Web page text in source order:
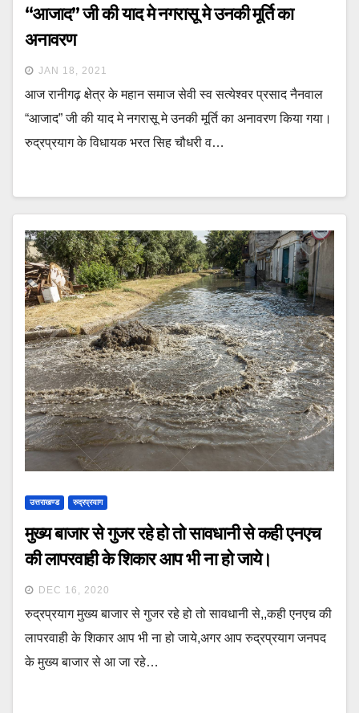
“आजाद” जी की याद मे नगरासू मे उनकी मूर्ति का
अनावरण
JAN 18, 2021
आज रानीगढ़ क्षेत्र के महान समाज सेवी स्व सत्येश्वर प्रसाद नैनवाल
“आजाद” जी की याद मे नगरासू मे उनकी मूर्ति का अनावरण किया गया।
रुद्रप्रयाग के विधायक भरत सिह चौधरी व…
उत्तराखण्ड रुद्रप्रयाग
मुख्य बाजार से गुजर रहे हो तो सावधानी से कही एनएच
की लापरवाही के शिकार आप भी ना हो जाये।
DEC 16, 2020
रुद्रप्रयाग मुख्य बाजार से गुजर रहे हो तो सावधानी से,,कही एनएच की
लापरवाही के शिकार आप भी ना हो जाये,अगर आप रुद्रप्रयाग जनपद
के मुख्य बाजार से आ जा रहे…